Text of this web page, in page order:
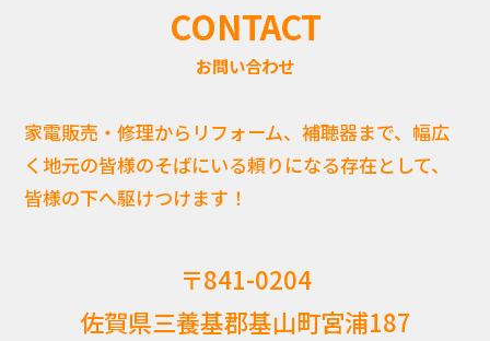
CONTACT
お問い合わせ
家電販売・修理からリフォーム、補聴器まで、幅広
く地元の皆様のそばにいる頼りになる存在として、
皆様の下へ駆けつけます！
〒841-0204
佐賀県三養基郡基山町宮浦187